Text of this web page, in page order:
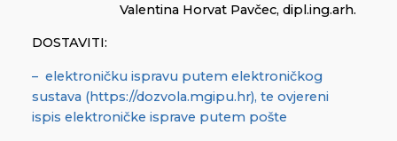
Valentina Horvat Pavčec, dipl.ing.arh.
DOSTAVITI:
– elektroničku ispravu putem elektroničkog
sustava (https://dozvola.mgipu.hr), te ovjereni
ispis elektroničke isprave putem pošte